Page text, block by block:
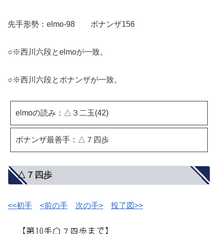
先手形勢：elmo-98 ボナンザ156
○※西川六段とelmoが一致。
○※西川六段とボナンザが一致。
elmoの読み：△３二玉(42)
ボナンザ最善手：△７四歩
△７四歩
<<初手 <前の手 次の手> 投了図>>